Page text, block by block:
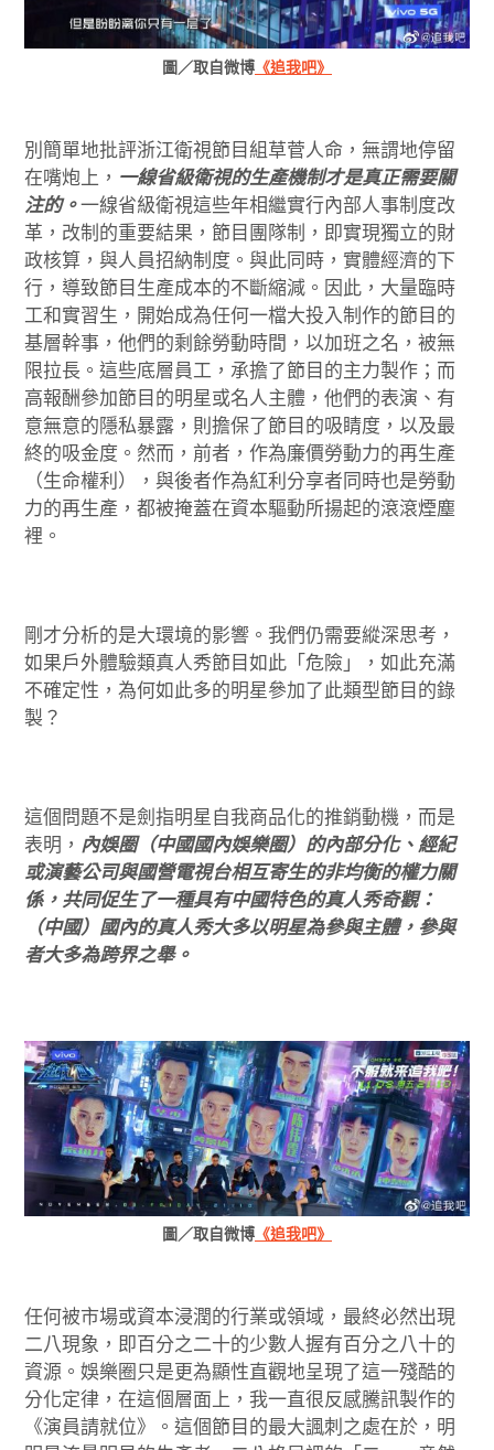
圖／取自微博 《追我吧》
別簡單地批評浙江衛視節目組草菅人命，無謂地停留
在嘴炮上， 一線省級衛視的生產機制才是真正需要關
注的。一線省級衛視這些年相繼實行內部人事制度改
革，改制的重要結果，節目團隊制，即實現獨立的財
政核算，與人員招納制度。與此同時，實體經濟的下
行，導致節目生產成本的不斷縮減。因此，大量臨時
工和實習生，開始成為任何一檔大投入制作的節目的
基層幹事，他們的剩餘勞動時間，以加班之名，被無
限拉長。這些底層員工，承擔了節目的主力製作；而
高報酬參加節目的明星或名人主體，他們的表演、有
意無意的隱私暴露，則擔保了節目的吸睛度，以及最
終的吸金度。然而，前者，作為廉價勞動力的再生產
（生命權利），與後者作為紅利分享者同時也是勞動
力的再生產，都被掩蓋在資本驅動所揚起的滾滾煙塵
裡。
剛才分析的是大環境的影響。我們仍需要縱深思考，
如果戶外體驗類真人秀節目如此「危險」，如此充滿
不確定性，為何如此多的明星參加了此類型節目的錄
製？
這個問題不是劍指明星自我商品化的推銷動機，而是
表明， 內娛圈（中國國內娛樂圈）的內部分化、經紀
或演藝公司與國營電視台相互寄生的非均衡的權力關
係，共同促生了一種具有中國特色的真人秀奇觀：
（中國）國內的真人秀大多以明星為參與主體，參與
者大多為跨界之舉。
圖／取自微博 《追我吧》
任何被市場或資本浸潤的行業或領域，最終必然出現
二八現象，即百分之二十的少數人握有百分之八十的
資源。娛樂圈只是更為顯性直觀地呈現了這一殘酷的
分化定律，在這個層面上，我一直很反感騰訊製作的
《演員請就位》。這個節目的最大諷刺之處在於，明